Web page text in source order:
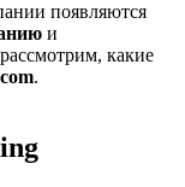
появляются
и
какие
.